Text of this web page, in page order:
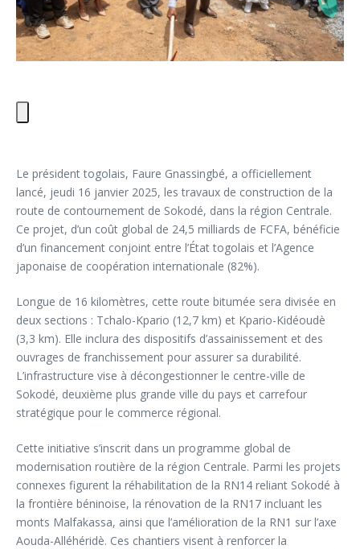
Le président togolais, Faure Gnassingbé, a officiellement
lancé, jeudi 16 janvier 2025, les travaux de construction de la
route de contournement de Sokodé, dans la région Centrale.
Ce projet, d’un coût global de 24,5 milliards de FCFA, bénéficie
d’un financement conjoint entre l’État togolais et l’Agence
japonaise de coopération internationale (82%).
Longue de 16 kilomètres, cette route bitumée sera divisée en
deux sections : Tchalo-Kpario (12,7 km) et Kpario-Kidéoudè
(3,3 km). Elle inclura des dispositifs d’assainissement et des
ouvrages de franchissement pour assurer sa durabilité.
L’infrastructure vise à décongestionner le centre-ville de
Sokodé, deuxième plus grande ville du pays et carrefour
stratégique pour le commerce régional.
Cette initiative s’inscrit dans un programme global de
modernisation routière de la région Centrale. Parmi les projets
connexes figurent la réhabilitation de la RN14 reliant Sokodé à
la frontière béninoise, la rénovation de la RN17 incluant les
monts Malfakassa, ainsi que l’amélioration de la RN1 sur l’axe
Aouda-Alléhéridè. Ces chantiers visent à renforcer la